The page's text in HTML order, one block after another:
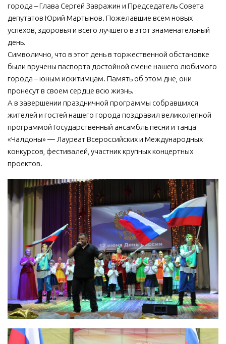
Контакты
города – Глава Сергей Завражин и Председатель Совета
депутатов Юрий Мартынов. Пожелавшие всем новых
успехов, здоровья и всего лучшего в этот знаменательный
день.
Символично, что в этот день в торжественной обстановке
были вручены паспорта достойной смене нашего любимого
города – юным искитимцам. Память об этом дне, они
пронесут в своем сердце всю жизнь.
А в завершении праздничной программы собравшихся
жителей и гостей нашего города поздравил великолепной
программой Государственный ансамбль песни и танца
«Чалдоны» — Лауреат Всероссийских и Международных
конкурсов, фестивалей, участник крупных концертных
проектов.